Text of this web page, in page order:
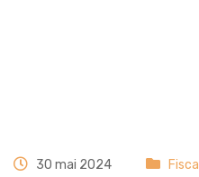
30 mai 2024 Fiscal